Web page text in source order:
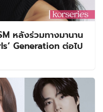
หลังร่วมทางมานาน
Generation ต่อไป